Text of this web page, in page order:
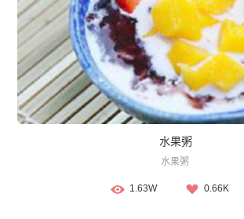
水果粥
水果粥
1.63W 0.66K